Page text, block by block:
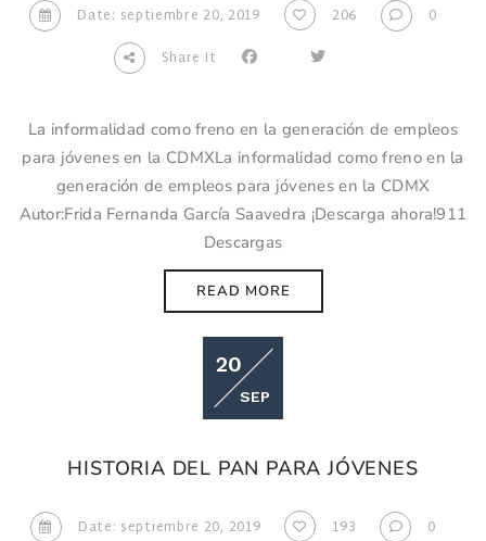
Date: septiembre 20, 2019 206
0
Share It
La informalidad como freno en la generación de empleos
para jóvenes en la CDMXLa informalidad como freno en la
generación de empleos para jóvenes en la CDMX
Autor:Frida Fernanda García Saavedra ¡Descarga ahora!911
Descargas
READ MORE
20
SEP
HISTORIA DEL PAN PARA JÓVENES
Date: septiembre 20, 2019 193
0